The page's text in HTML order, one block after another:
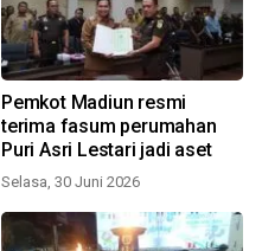
Pemkot Madiun resmi
terima fasum perumahan
Puri Asri Lestari jadi aset
Selasa, 30 Juni 2026